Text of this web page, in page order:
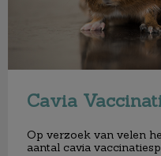
Cavia
Op verzoek van velen
aantal cavia